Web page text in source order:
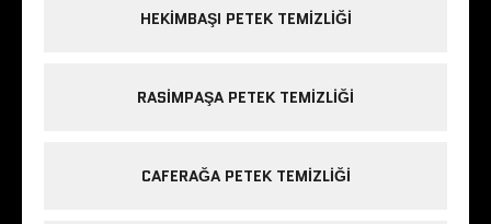
HEKIMBAŞI PETEK TEMIZLIĞI
RASIMPAŞA PETEK TEMIZLIĞI
CAFERAĞA PETEK TEMIZLIĞI